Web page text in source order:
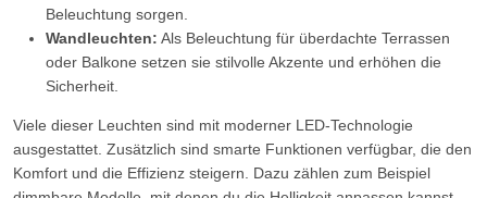
Beleuchtung sorgen.
Wandleuchten: Als Beleuchtung für überdachte Terrassen
oder Balkone setzen sie stilvolle Akzente und erhöhen die
Sicherheit.
Viele dieser Leuchten sind mit moderner LED-Technologie
ausgestattet. Zusätzlich sind smarte Funktionen verfügbar, die den
Komfort und die Effizienz steigern. Dazu zählen zum Beispiel